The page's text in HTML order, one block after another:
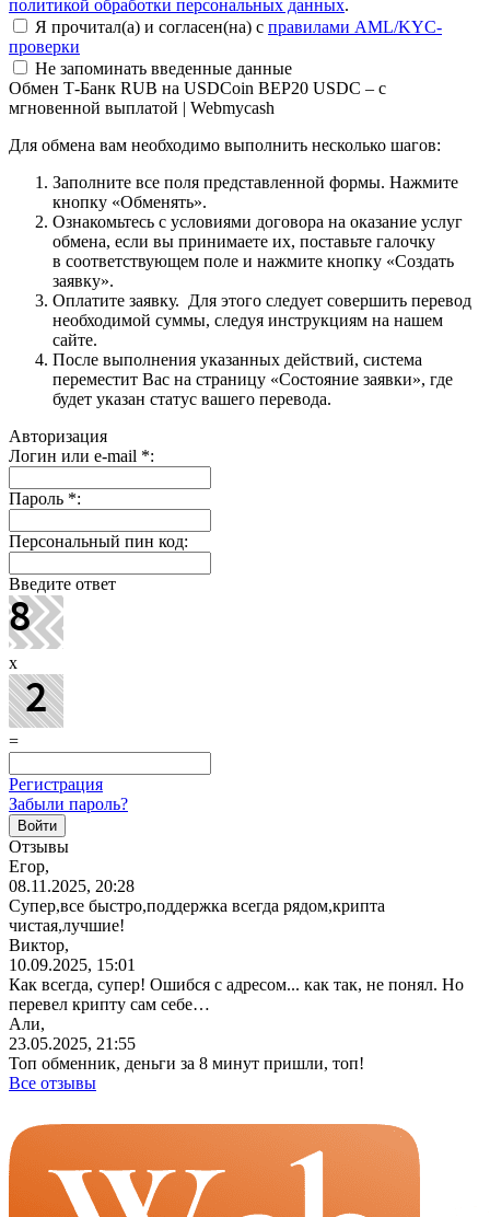
политикой обработки персональных данных.
Я прочитал(а) и согласен(на) с правилами AML/KYC-
проверки
Не запоминать введенные данные
Обмен Т-Банк RUB на USDCoin BEP20 USDC – с
мгновенной выплатой | Webmycash
Для обмена вам необходимо выполнить несколько шагов:
Заполните все поля представленной формы. Нажмите
кнопку «Обменять».
Ознакомьтесь с условиями договора на оказание услуг
обмена, если вы принимаете их, поставьте галочку
в соответствующем поле и нажмите кнопку «Создать
заявку».
Оплатите заявку. Для этого следует совершить перевод
необходимой суммы, следуя инструкциям на нашем
сайте.
После выполнения указанных действий, система
переместит Вас на страницу «Состояние заявки», где
будет указан статус вашего перевода.
Авторизация
Логин или e-mail *:
Пароль *:
Персональный пин код:
Введите ответ
x
=
Регистрация
Забыли пароль?
Отзывы
Егор,
08.11.2025, 20:28
Супер,все быстро,поддержка всегда рядом,крипта
чистая,лучшие!
Виктор,
10.09.2025, 15:01
Как всегда, супер! Ошибся с адресом... как так, не понял. Но
перевел крипту сам себе…
Али,
23.05.2025, 21:55
Топ обменник, деньги за 8 минут пришли, топ!
Все отзывы